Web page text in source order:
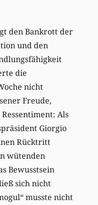
den Bankrott der
und den
die
nicht
Freude,
Als
Giorgio
Rücktritt
wütenden
Bewusstsein
sich nicht
musste nicht